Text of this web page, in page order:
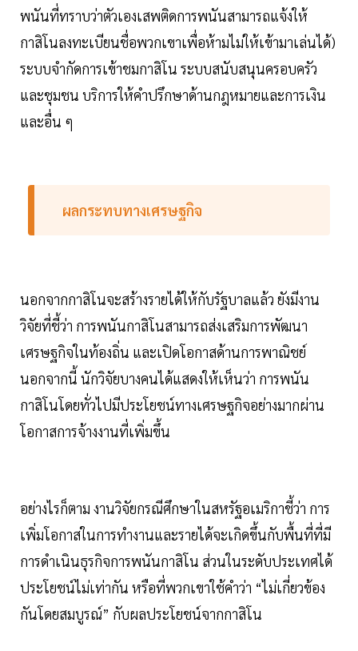
พนันที่ทราบว่าตัวเองเสพติดการพนันสามารถแจ้งให้
กาสิโนลงทะเบียนชื่อพวกเขาเพื่อห้ามไม่ให้เข้ามาเล่นได้)
ระบบจำกัดการเข้าชมกาสิโน ระบบสนับสนุนครอบครัว
และชุมชน บริการให้คำปรึกษาด้านกฎหมายและการเงิน
และอื่น ๆ
ผลกระทบทางเศรษฐกิจ
นอกจากกาสิโนจะสร้างรายได้ให้กับรัฐบาลแล้ว ยังมีงาน
วิจัยที่ชี้ว่า การพนันกาสิโนสามารถส่งเสริมการพัฒนา
เศรษฐกิจในท้องถิ่น และเปิดโอกาสด้านการพาณิชย์
นอกจากนี้ นักวิจัยบางคนได้แสดงให้เห็นว่า การพนัน
กาสิโนโดยทั่วไปมีประโยชน์ทางเศรษฐกิจอย่างมากผ่าน
โอกาสการจ้างงานที่เพิ่มขึ้น
อย่างไรก็ตาม งานวิจัยกรณีศึกษาในสหรัฐอเมริกาชี้ว่า การ
เพิ่มโอกาสในการทำงานและรายได้จะเกิดขึ้นกับพื้นที่ที่มี
การดำเนินธุรกิจการพนันกาสิโน ส่วนในระดับประเทศได้
ประโยชน์ไม่เท่ากัน หรือที่พวกเขาใช้คำว่า “ไม่เกี่ยวข้อง
กันโดยสมบูรณ์” กับผลประโยชน์จากกาสิโน